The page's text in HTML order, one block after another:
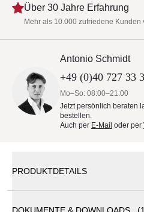
Über 30 Jahre Erfahrung
Mehr als 10.000 zufriedene Kunden
Antonio Schmidt
+49 (0)40 727 33
Mo–So: 08:00–21:00
Jetzt persönlich beraten
bestellen.
Auch per E-Mail oder per
PRODUKTDETAILS
DOKUMENTE & DOWNLOADS